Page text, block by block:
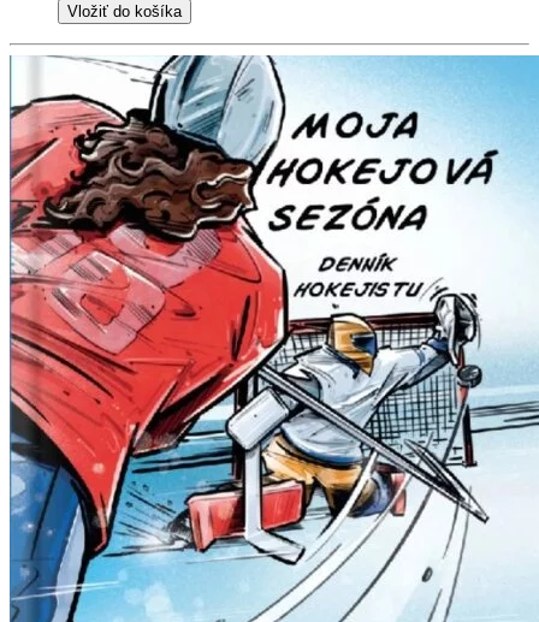
Vložiť do košíka